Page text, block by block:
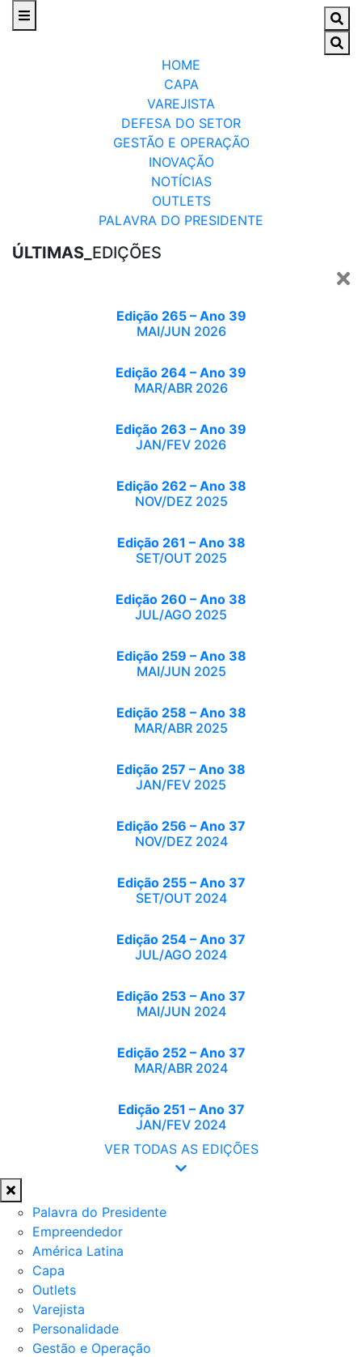
HOME
CAPA
VAREJISTA
DEFESA DO SETOR
GESTÃO E OPERAÇÃO
INOVAÇÃO
NOTÍCIAS
OUTLETS
PALAVRA DO PRESIDENTE
ÚLTIMAS_ EDIÇÕES
Edição 265 – Ano 39
MAI/JUN 2026
Edição 264 – Ano 39
MAR/ABR 2026
Edição 263 – Ano 39
JAN/FEV 2026
Edição 262 – Ano 38
NOV/DEZ 2025
Edição 261 – Ano 38
SET/OUT 2025
Edição 260 – Ano 38
JUL/AGO 2025
Edição 259 – Ano 38
MAI/JUN 2025
Edição 258 – Ano 38
MAR/ABR 2025
Edição 257 – Ano 38
JAN/FEV 2025
Edição 256 – Ano 37
NOV/DEZ 2024
Edição 255 – Ano 37
SET/OUT 2024
Edição 254 – Ano 37
JUL/AGO 2024
Edição 253 – Ano 37
MAI/JUN 2024
Edição 252 – Ano 37
MAR/ABR 2024
Edição 251 – Ano 37
JAN/FEV 2024
VER TODAS AS EDIÇÕES
Palavra do Presidente
Empreendedor
América Latina
Capa
Outlets
Varejista
Personalidade
Gestão e Operação